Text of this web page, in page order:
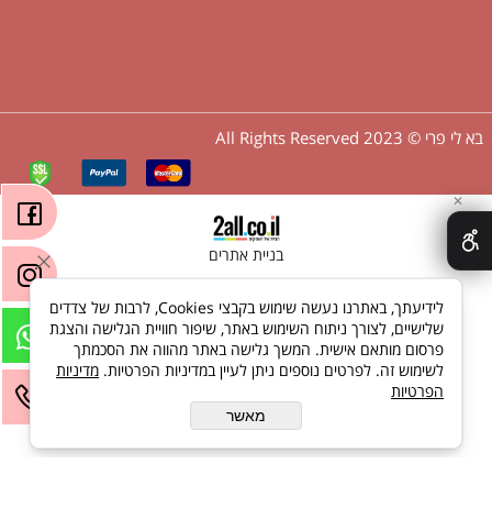
בא לי פרי © 2023 All Rights Reserved
בניית אתרים
✕
לידיעתך, באתרנו נעשה שימוש בקבצי Cookies, לרבות של צדדים
שלישיים, לצורך ניתוח השימוש באתר, שיפור חוויית הגלישה והצגת
פרסום מותאם אישית. המשך גלישה באתר מהווה את הסכמתך
לשימוש זה. לפרטים נוספים ניתן לעיין במדיניות הפרטיות. מדיניות
הפרטיות
מאשר